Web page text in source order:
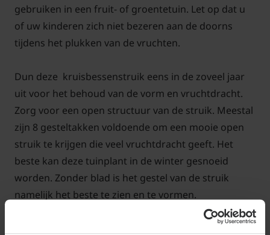
gebruiken in een fruit- of groentetuin. Let op dat u
of uw kinderen zich niet bezeren aan de doorns
tijdens het plukken van de vruchten.
Dun deze kruisbessenstruik eens in de zoveel jaar
uit voor het behoud van de vorm en vruchtdracht.
Zorg voor een open structuur van de struik. Meestal
zijn 8 gesteltakken voldoende om een mooie open
struik te krijgen die veel vruchtdracht geeft. Het
beste kan deze tuinplant in de winter gesnoeid
worden. Zonder blad is het gestel van de struik
namelijk het beste te zien en te vormen.